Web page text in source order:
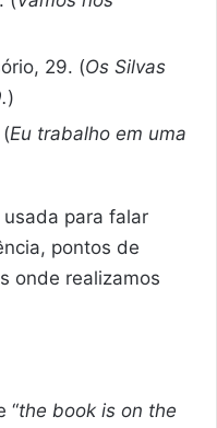
29. (Os Silvas
)
Eu trabalho em uma
para falar
pontos de
onde realizamos
“the book is on the